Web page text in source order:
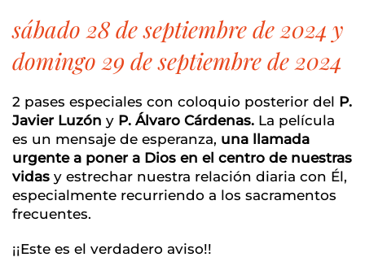
sábado 28 de septiembre de 2024 y
domingo 29 de septiembre de 2024
2 pases especiales con coloquio posterior del P.
Javier Luzón y P. Álvaro Cárdenas. La película
es un mensaje de esperanza, una llamada
urgente a poner a Dios en el centro de nuestras
vidas y estrechar nuestra relación diaria con Él,
especialmente recurriendo a los sacramentos
frecuentes.
¡¡Este es el verdadero aviso!!